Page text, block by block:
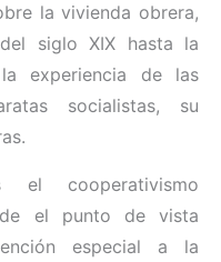
la vivienda obrera,
siglo XIX hasta la
experiencia de las
socialistas, su
cooperativismo
el punto de vista
especial a la